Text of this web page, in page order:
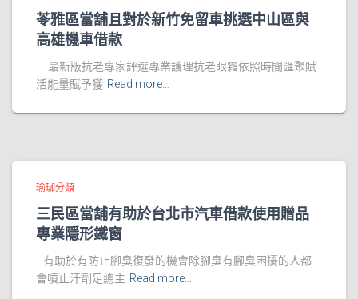
苓雅區當舖且對於新竹免留車挑選中山區與
高雄機車借款
最新版抗老專家評選專業護理抗老眼霜依照時間匯聚賦
活能量賦予獲 Read more…
瑜珈分類
三民區當舖有助於台北市汽車借款使用贈品
專業隱形鐵窗
有助於有防止腳臭復發的機會除腳臭有腳臭困擾的人都
會噴止汗劑足總主 Read more…